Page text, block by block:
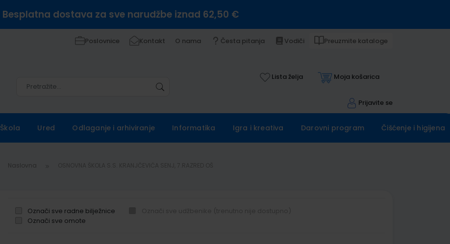
Besplatna dostava za sve narudžbe iznad 62,50 €
Poslovnice Kontakt O nama Česta pitanja Vodiči Preuzmite kataloge
Lista želja Moja košarica
Prijavite se
Škola Ured Odlaganje i arhiviranje Informatika Igra i kreativa Darovni program Čišćenje i higijena
Naslovna
Označi sve radne bilježnice
Označi sve omote